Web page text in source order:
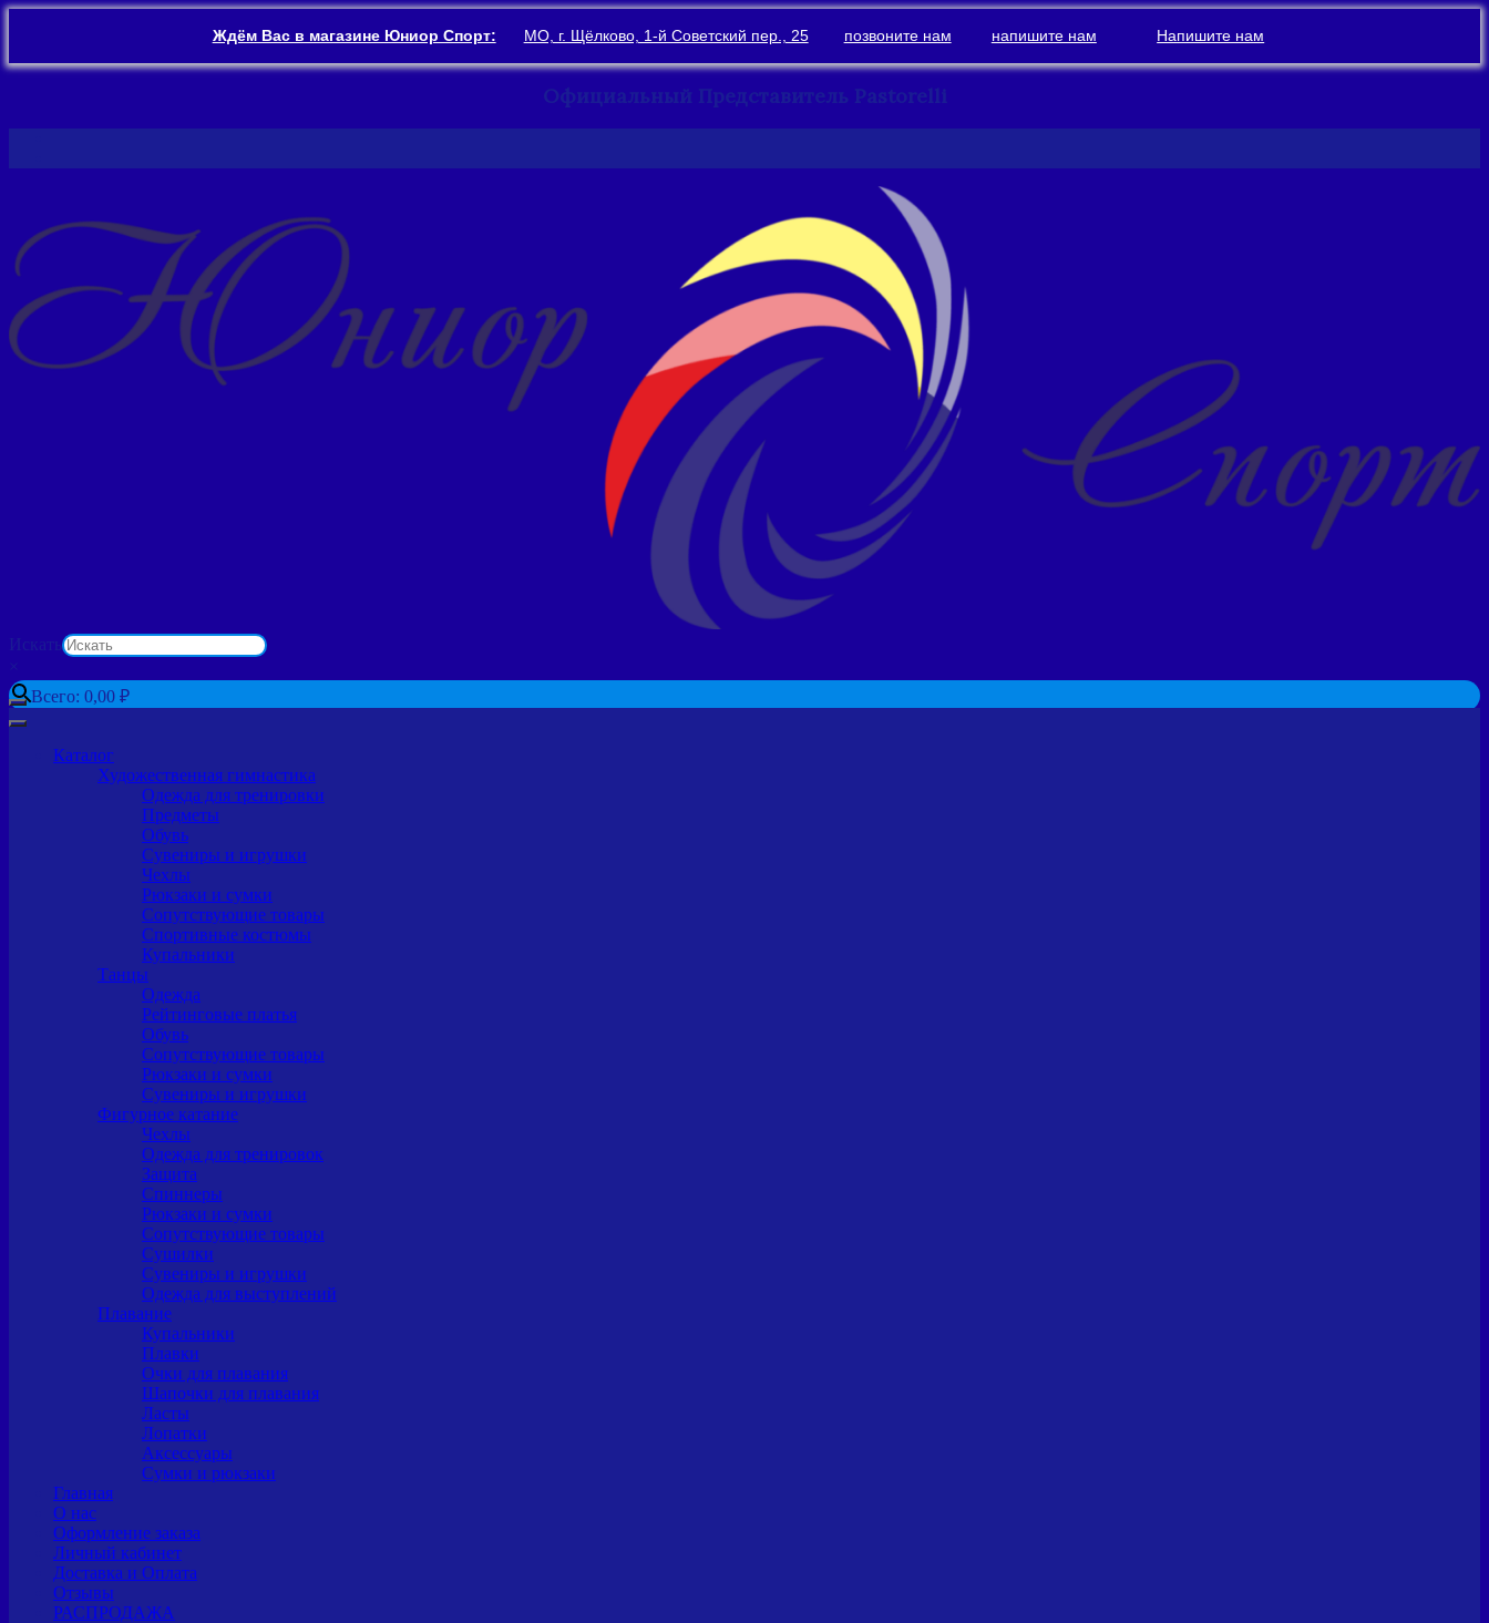
Ждём Вас в магазине Юниор Спорт: МО, г. Щёлково, 1-й Советский пер., 25 позвоните нам напишите нам Напишите нам
Официальный Представитель Pastorelli
Искать
×
Всего: 0,00 ₽
Каталог
Художественная гимнастика
Одежда для тренировки
Предметы
Обувь
Сувениры и игрушки
Чехлы
Рюкзаки и сумки
Сопутствующие товары
Спортивные костюмы
Купальники
Танцы
Одежда
Рейтинговые платья
Обувь
Сопутствующие товары
Рюкзаки и сумки
Сувениры и игрушки
Фигурное катание
Чехлы
Одежда для тренировок
Защита
Спиннеры
Рюкзаки и сумки
Сопутствующие товары
Сушилки
Сувениры и игрушки
Одежда для выступлений
Плавание
Купальники
Плавки
Очки для плавания
Шапочки для плавания
Ласты
Лопатки
Аксессуары
Сумки и рюкзаки
Главная
О нас
Оформление заказа
Личный кабинет
Доставка и Оплата
Отзывы
РАСПРОДАЖА